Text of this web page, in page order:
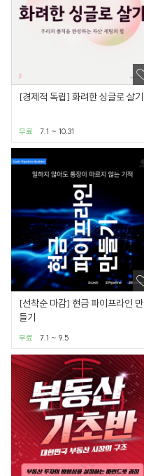
[경제적 독립] 화려한 싱글로 살기
7.1 ~ 10.31
무료
[선착순 마감] 현금 파이프라인 만
들기
7.1 ~ 9.5
무료